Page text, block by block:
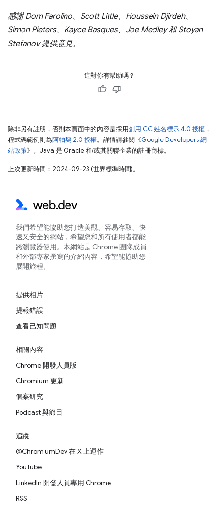
感謝 Dom Farolino、Scott Little、Houssein Djirdeh、
Simon Pieters、Kayce Basques、Joe Medley 和 Stoyan
Stefanov 提供意見。
這對你有幫助嗎？
除非另有註明，否則本頁面中的內容是採用創用 CC 姓名標示 4.0 授權 ，
程式碼範例則為阿帕契 2.0 授權。詳情請參閱《Google Developers 網
站政策》。Java 是 Oracle 和/或其關聯企業的註冊商標。
上次更新時間：2024-09-23 (世界標準時間)。
我們希望能協助您打造美觀、容易存取、快
速又安全的網站，希望您和所有使用者都能
跨瀏覽器使用。本網站是 Chrome 團隊成員
和外部專家撰寫的介紹內容，希望能協助您
展開旅程。
提供相片
提報錯誤
查看已知問題
相關內容
Chrome 開發人員版
Chromium 更新
個案研究
Podcast 與節目
追蹤
@ChromiumDev 在 X 上運作
YouTube
LinkedIn 開發人員專用 Chrome
RSS